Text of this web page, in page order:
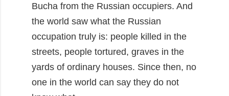
Bucha from the Russian occupiers. And
the world saw what the Russian
occupation truly is: people killed in the
streets, people tortured, graves in the
yards of ordinary houses. Since then, no
one in the world can say they do not